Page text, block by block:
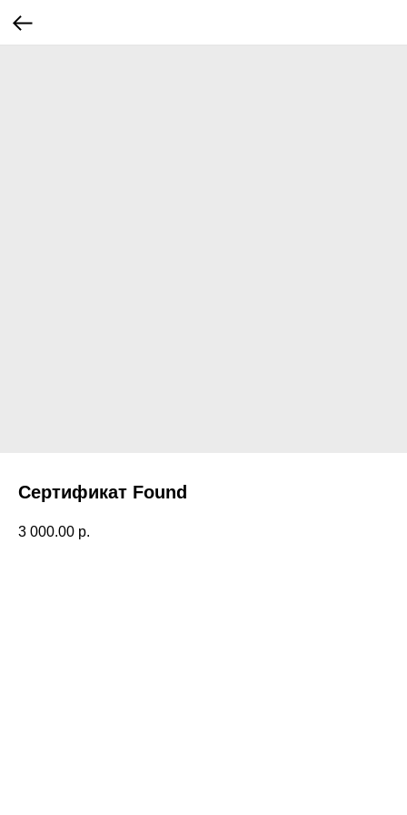
Сертификат Found
3 000.00 р.